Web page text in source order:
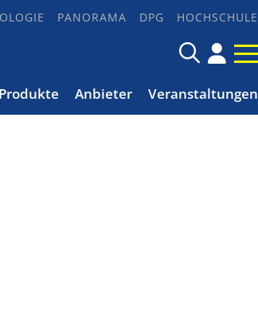
PANORAMA DPG HOCHSCHULE
Produkte Anbieter Veranstaltungen